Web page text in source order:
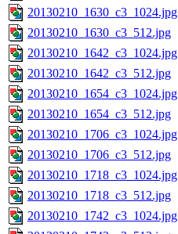
20130210_1630_c3_1024.jpg
20130210_1630_c3_512.jpg
20130210_1642_c3_1024.jpg
20130210_1642_c3_512.jpg
20130210_1654_c3_1024.jpg
20130210_1654_c3_512.jpg
20130210_1706_c3_1024.jpg
20130210_1706_c3_512.jpg
20130210_1718_c3_1024.jpg
20130210_1718_c3_512.jpg
20130210_1742_c3_1024.jpg